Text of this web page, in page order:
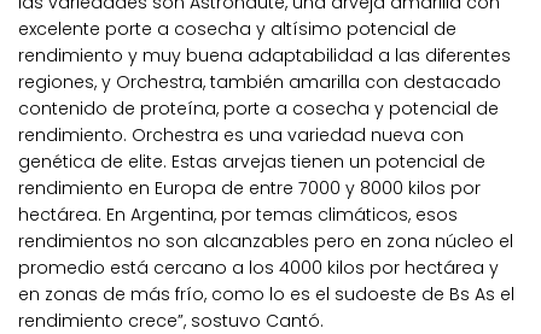
excelente porte a cosecha y altísimo potencial de
rendimiento y muy buena adaptabilidad a las diferentes
regiones, y Orchestra, también amarilla con destacado
contenido de proteína, porte a cosecha y potencial de
rendimiento. Orchestra es una variedad nueva con
genética de elite. Estas arvejas tienen un potencial de
rendimiento en Europa de entre 7000 y 8000 kilos por
hectárea. En Argentina, por temas climáticos, esos
rendimientos no son alcanzables pero en zona núcleo el
promedio está cercano a los 4000 kilos por hectárea y
en zonas de más frío, como lo es el sudoeste de Bs As el
rendimiento crece”, sostuvo Cantó.